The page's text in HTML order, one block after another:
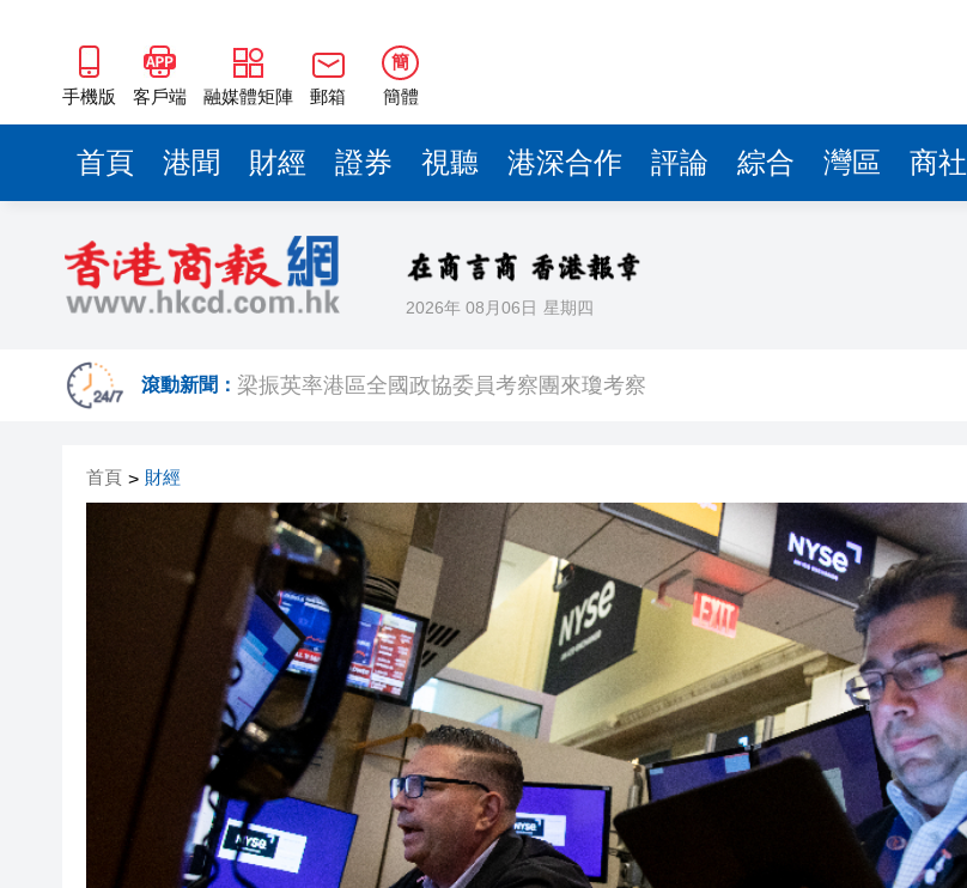
手機版 客戶端 融媒體矩陣 郵箱
簡
簡體
首頁 港聞 財經 證券 視聽 港深合作 評論 綜合 灣區 商社
2026年 08月06日 星期四
滾動新聞：
山東26戶省屬國企去年合計營收2.58萬億 利潤總額近936億
瀋陽鐵西校園閱讀活動解鎖閱讀新玩法
閩粵贛三地漢樂藝術家齊聚深圳，共奏客家文化傳承新篇章
50餘位頂尖專家共話時代命題
海南澄邁文儒煥新升級 五組數據見證文儒沉香從傳統邁向現代
2025年海南儋州以舊換新帶動消費約18億元
閩粵贛三地漢樂藝術家齊聚深圳，共奏客家文化傳承新篇章
有片丨外交部回應特朗普委內瑞拉石油言論 拉美國家有權自主選擇合作夥伴
50餘位頂尖專家共話時代命題
海南澄邁文儒煥新升級 五組數據見證文儒沉香從傳統邁向現代
梁振英率港區全國政協委員考察團來瓊考察
2025年海南儋州以舊換新帶動消費約18億元
山東26戶省屬國企去年合計營收2.58萬億 利潤總額近936億
瀋陽鐵西校園閱讀活動解鎖閱讀新玩法
首頁 > 財經